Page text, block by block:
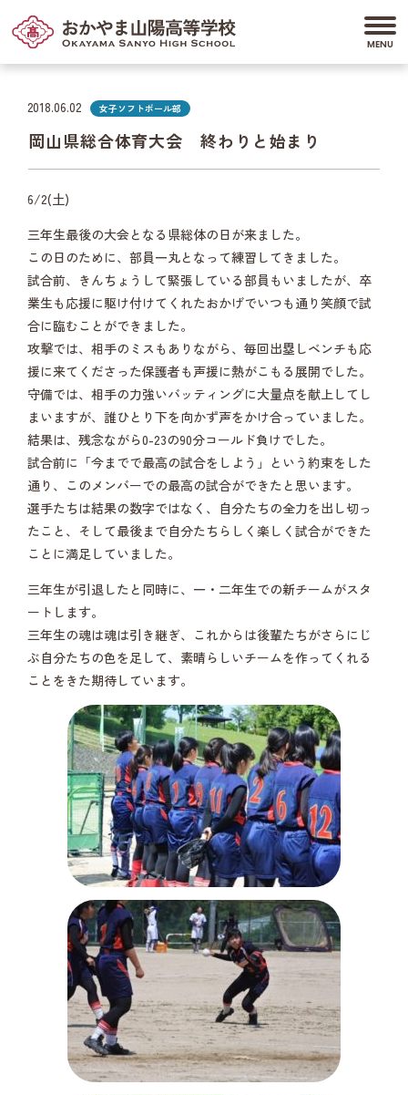
2018.06.02 女子ソフトボール部
岡山県総合体育大会 終わりと始まり
6/2(土)
三年生最後の大会となる県総体の日が来ました。
この日のために、部員一丸となって練習してきました。
試合前、きんちょうして緊張している部員もいましたが、卒
業生も応援に駆け付けてくれたおかげでいつも通り笑顔で試
合に臨むことができました。
攻撃では、相手のミスもありながら、毎回出塁しベンチも応
援に来てくださった保護者も声援に熱がこもる展開でした。
守備では、相手の力強いバッティングに大量点を献上してし
まいますが、誰ひとり下を向かず声をかけ合っていました。
結果は、残念ながら0-23の90分コールド負けでした。
試合前に「今までで最高の試合をしよう」という約束をした
通り、このメンバーでの最高の試合ができたと思います。
選手たちは結果の数字ではなく、自分たちの全力を出し切っ
たこと、そして最後まで自分たちらしく楽しく試合ができた
ことに満足していました。
三年生が引退したと同時に、一・二年生での新チームがスタ
ートします。
三年生の魂は魂は引き継ぎ、これからは後輩たちがさらにじ
ぶ自分たちの色を足して、素晴らしいチームを作ってくれる
ことをきた期待しています。